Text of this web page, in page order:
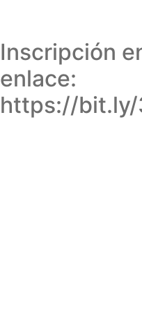
Inscripción
enlace:
https://bit.ly/